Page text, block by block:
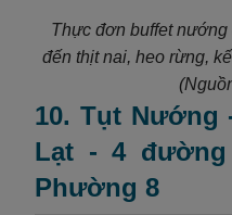
Thực đơn buffet
đến thịt nai, heo rừng,
10. Tụt Nướng
Lạt - 4 đường
Phường 8